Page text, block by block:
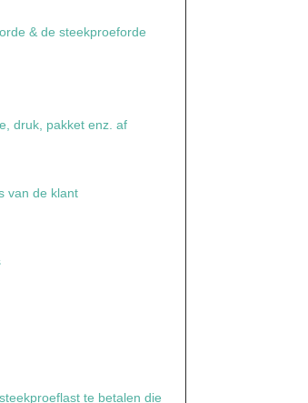
& de steekproeforde
druk, pakket enz. af
van de klant
te betalen die